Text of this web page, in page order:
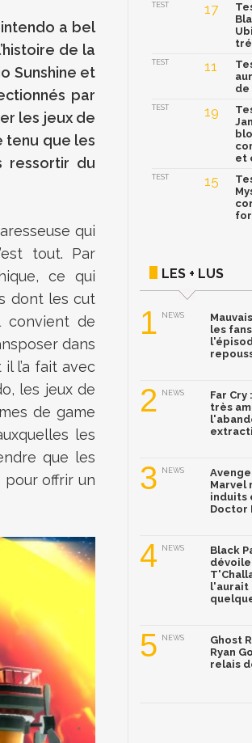
a bel
de la
Sunshine et
par
les jeux de
tenu que les
ressortir du
qui
tout. Par
ce qui
dont les cut
convient de
dans
l’a fait avec
les jeux de
de game
les
que les
pour offrir un
TEST 17
TEST 11
de
TEST 19
et
TEST 15
LES + LUS
1 NEWS
les
2 NEWS
Far Cry
très
3 NEWS
Marvel
induits
Doctor
4 NEWS
Black
dévoile
l'aurait
5 NEWS
Ghost
Ryan
relais